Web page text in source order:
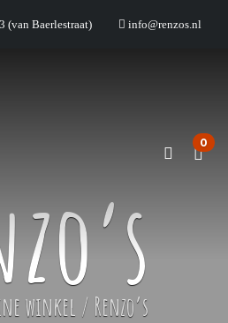
info@renzos.nl
(van Baerlestraat)
0
winkel / Renzo’s